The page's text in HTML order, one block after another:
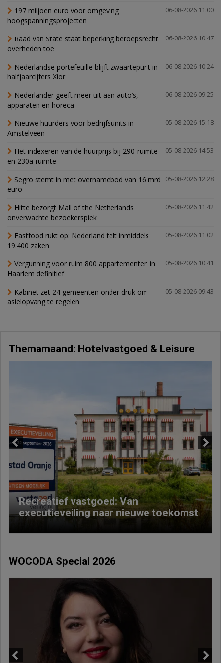
06-08-2026 11:00
197 miljoen euro voor omgeving
hoogspanningsprojecten
06-08-2026 10:47
Raad van State staat beperking beroepsrecht
overheden toe
06-08-2026 10:24
Nederlandse portefeuille blijft zwaartepunt in
halfjaarcijfers Xior
06-08-2026 09:25
Nederlander geeft meer uit aan auto’s,
apparaten en horeca
05-08-2026 15:18
Nieuwe huurders voor bedrijfsunits in
Amstelveen
05-08-2026 14:53
Het indexeren van de huurprijs bij 290-ruimte
en 230a-ruimte
05-08-2026 12:28
Segro stemt in met overnamebod van 16 mrd
euro
05-08-2026 11:42
Hitte bezorgt Mall of the Netherlands
onverwachte bezoekerspiek
05-08-2026 11:02
Fastfood rukt op: Nederland telt inmiddels
19.400 zaken
05-08-2026 10:41
Vergunning voor ruim 800 appartementen in
Haarlem definitief
05-08-2026 09:43
Kabinet zet 24 gemeenten onder druk om
asielopvang te regelen
Themamaand: Hotelvastgoed & Leisure
Recreatief vastgoed: Van
executieveiling naar nieuwe toekomst
Next
WOCODA Special 2026